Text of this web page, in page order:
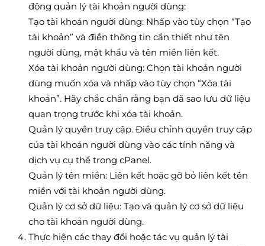
động quản lý tài khoản người dùng:
Tạo tài khoản người dùng: Nhấp vào tùy chọn “Tạo
tài khoản” và điền thông tin cần thiết như tên
người dùng, mật khẩu và tên miền liên kết.
Xóa tài khoản người dùng: Chọn tài khoản người
dùng muốn xóa và nhấp vào tùy chọn “Xóa tài
khoản”. Hãy chắc chắn rằng bạn đã sao lưu dữ liệu
quan trọng trước khi xóa tài khoản.
Quản lý quyền truy cập. Điều chỉnh quyền truy cập
của tài khoản người dùng vào các tính năng và
dịch vụ cụ thể trong cPanel.
Quản lý tên miền: Liên kết hoặc gỡ bỏ liên kết tên
miền với tài khoản người dùng.
Quản lý cơ sở dữ liệu: Tạo và quản lý cơ sở dữ liệu
cho tài khoản người dùng.
Thực hiện các thay đổi hoặc tác vụ quản lý tài